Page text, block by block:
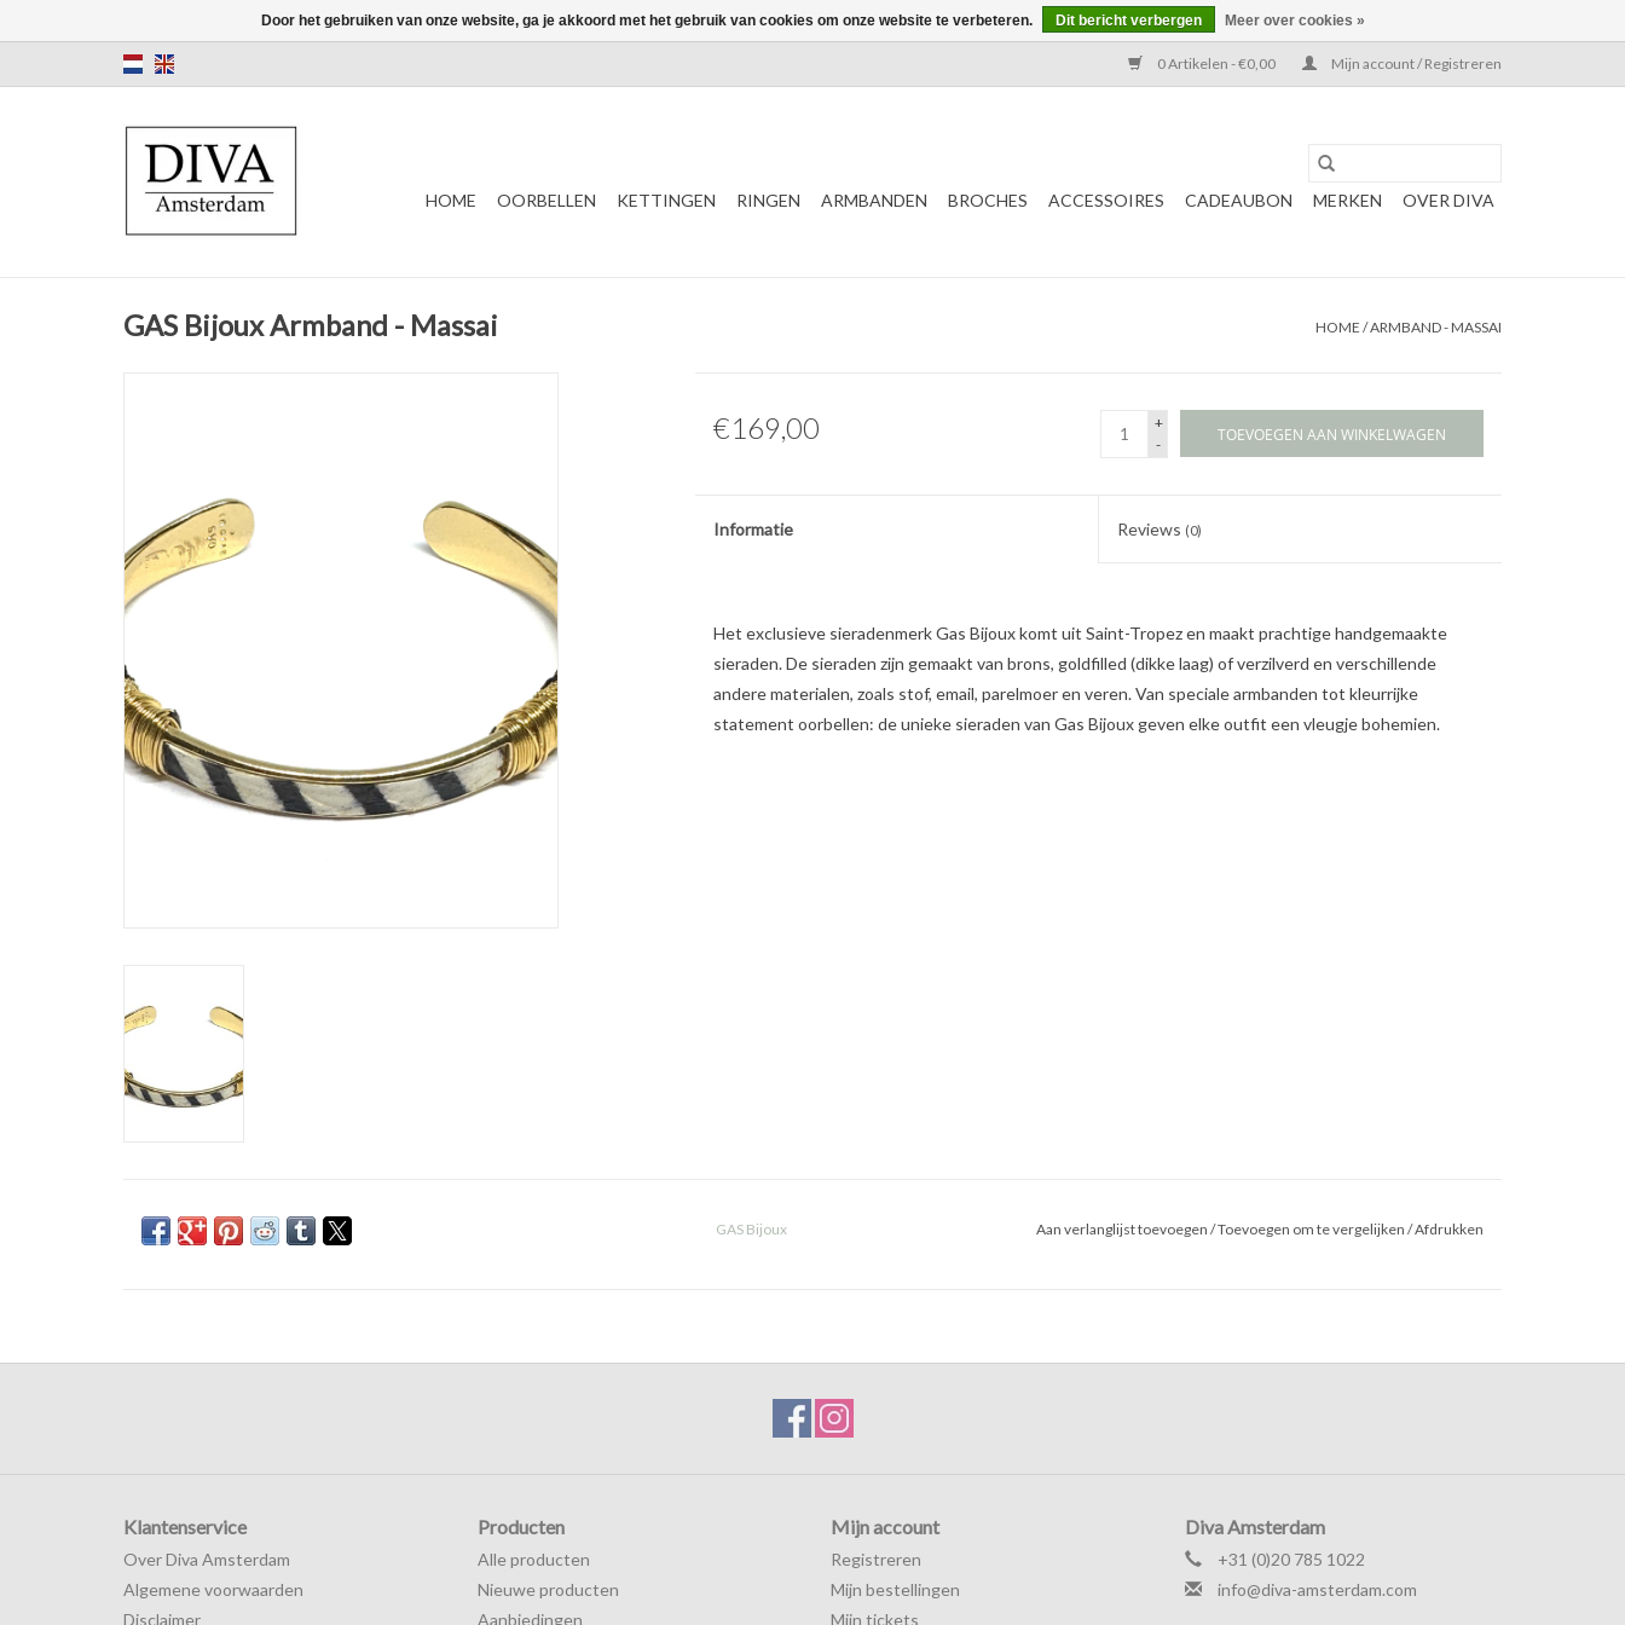
0 Artikelen - €0,00 Mijn account / Registreren
HOME OORBELLEN KETTINGEN RINGEN ARMBANDEN BROCHES ACCESSOIRES CADEAUBON MERKEN OVER DIVA
GAS Bijoux Armband - Massai HOME /ARMBAND - MASSAI
€169,00
+
-
TOEVOEGEN AAN WINKELWAGEN
Informatie Reviews (0)
Het exclusieve sieradenmerk Gas Bijoux komt uit Saint-Tropez en maakt prachtige handgemaakte
sieraden. De sieraden zijn gemaakt van brons, goldfilled (dikke laag) of verzilverd en verschillende
andere materialen, zoals stof, email, parelmoer en veren. Van speciale armbanden tot kleurrijke
statement oorbellen: de unieke sieraden van Gas Bijoux geven elke outfit een vleugje bohemien.
GAS Bijoux Aan verlanglijst toevoegen /Toevoegen om te vergelijken /Afdrukken
Klantenservice
Over Diva Amsterdam
Algemene voorwaarden
Disclaimer
Producten
Alle producten
Nieuwe producten
Aanbiedingen
Mijn account
Registreren
Mijn bestellingen
Mijn tickets
Diva Amsterdam
+31 (0)20 785 1022
info@diva-amsterdam.com
Door het gebruiken van onze website, ga je akkoord met het gebruik van cookies om onze website te verbeteren. Dit bericht verbergen Meer over cookies »